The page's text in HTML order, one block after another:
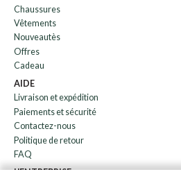
Chaussures
Vêtements
Nouveautès
Offres
Cadeau
AIDE
Livraison et expédition
Paiements et sécurité
Contactez-nous
Politique de retour
FAQ
L'ENTREPRISE